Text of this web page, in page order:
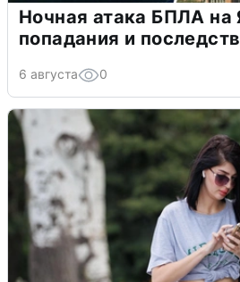
Ночная атака БПЛА на
попадания и
6 августа 0